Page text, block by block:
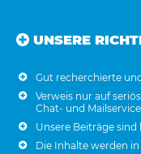
UNSERE
Gut recherchierte
Verweis nur auf
Chat- und Mailservice
Unsere Beiträge
Die Inhalte werden